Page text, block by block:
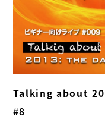
Talking about
#8